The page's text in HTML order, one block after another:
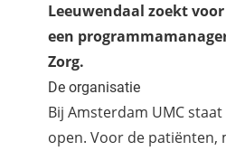
Leeuwendaal zoekt
een
Zorg.
De organisatie
Bij Amsterdam UMC
open. Voor de patiënten,